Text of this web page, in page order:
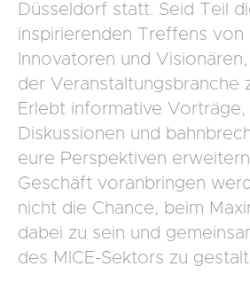
Düsseldorf statt. Seid Teil
inspirierenden Treffens von
Innovatoren und
der Veranstaltungsbranche
Erlebt informative Vorträge,
Diskussionen und
eure Perspektiven
Geschäft voranbringen
nicht die Chance, beim
dabei zu sein und
des MICE-Sektors zu